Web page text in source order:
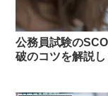
公務員試験の
破のコツを解説し